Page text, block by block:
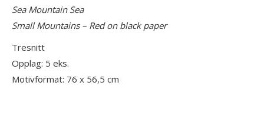
Sea Mountain Sea
Small Mountains – Red on black paper
Tresnitt
Opplag: 5 eks.
Motivformat: 76 x 56,5 cm